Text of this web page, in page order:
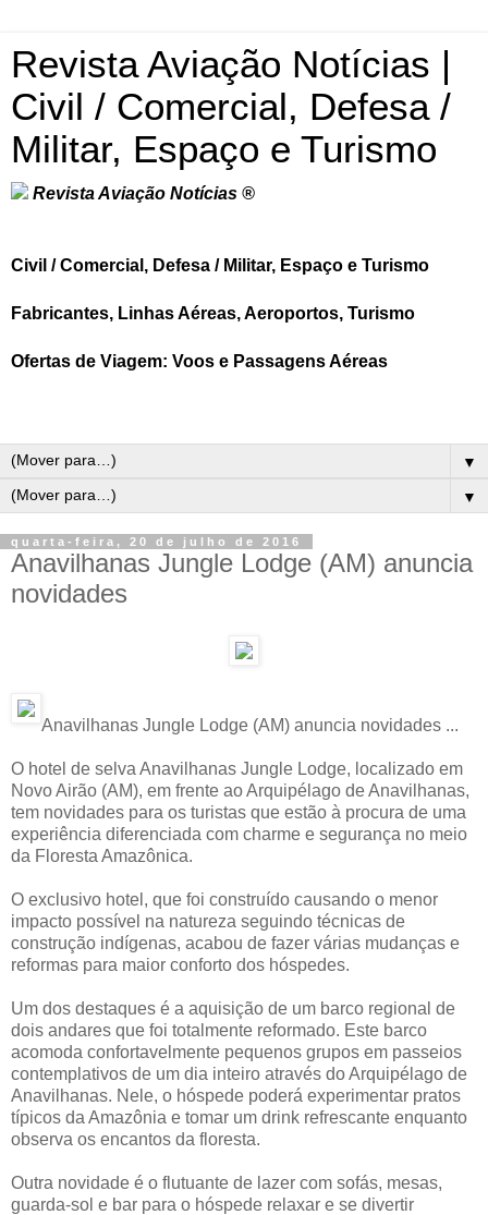
Revista Aviação Notícias |
Civil / Comercial, Defesa /
Militar, Espaço e Turismo
Revista Aviação Notícias ®
Civil / Comercial, Defesa / Militar, Espaço e Turismo
Fabricantes, Linhas Aéreas, Aeroportos, Turismo
Ofertas de Viagem: Voos e Passagens Aéreas
▼
▼
quarta-feira, 20 de julho de 2016
Anavilhanas Jungle Lodge (AM) anuncia
novidades
Anavilhanas Jungle Lodge (AM) anuncia novidades ...
O hotel de selva Anavilhanas Jungle Lodge, localizado em
Novo Airão (AM), em frente ao Arquipélago de Anavilhanas,
tem novidades para os turistas que estão à procura de uma
experiência diferenciada com charme e segurança no meio
da Floresta Amazônica.
O exclusivo hotel, que foi construído causando o menor
impacto possível na natureza seguindo técnicas de
construção indígenas, acabou de fazer várias mudanças e
reformas para maior conforto dos hóspedes.
Um dos destaques é a aquisição de um barco regional de
dois andares que foi totalmente reformado. Este barco
acomoda confortavelmente pequenos grupos em passeios
contemplativos de um dia inteiro através do Arquipélago de
Anavilhanas. Nele, o hóspede poderá experimentar pratos
típicos da Amazônia e tomar um drink refrescante enquanto
observa os encantos da floresta.
Outra novidade é o flutuante de lazer com sofás, mesas,
guarda-sol e bar para o hóspede relaxar e se divertir